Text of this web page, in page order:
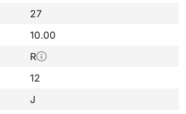
27
10.00
R
12
J